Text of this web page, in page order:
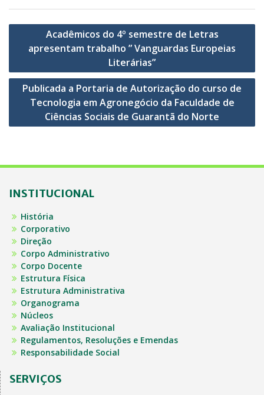
Navegação
Acadêmicos do 4º semestre de Letras
apresentam trabalho ” Vanguardas Europeias
Literárias”
Publicada a Portaria de Autorização do curso de
Tecnologia em Agronegócio da Faculdade de
Ciências Sociais de Guarantã do Norte
INSTITUCIONAL
História
Corporativo
Direção
Corpo Administrativo
Corpo Docente
Estrutura Física
Estrutura Administrativa
Organograma
Núcleos
Avaliação Institucional
Regulamentos, Resoluções e Emendas
Responsabilidade Social
SERVIÇOS